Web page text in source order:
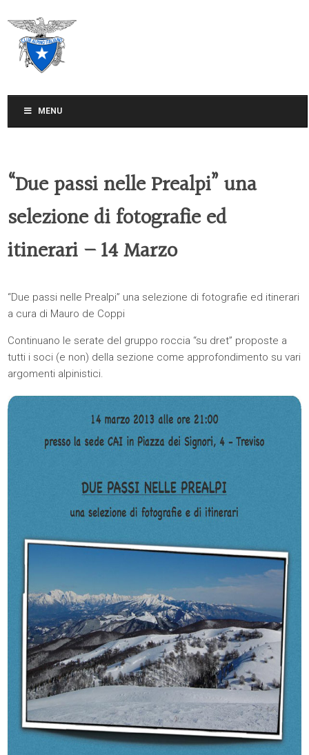
MENU
“Due passi nelle Prealpi” una
selezione di fotografie ed
itinerari – 14 Marzo
“Due passi nelle Prealpi” una selezione di fotografie ed itinerari
a cura di Mauro de Coppi
Continuano le serate del gruppo roccia “su dret” proposte a
tutti i soci (e non) della sezione come approfondimento su vari
argomenti alpinistici.